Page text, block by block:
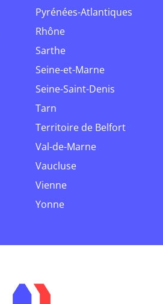
Pyrénées-Atlantiques
Rhône
Sarthe
Seine-et-Marne
Seine-Saint-Denis
Tarn
Territoire de Belfort
Val-de-Marne
Vaucluse
Vienne
Yonne